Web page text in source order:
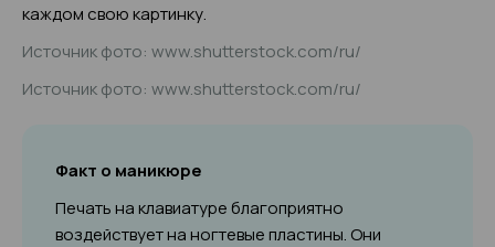
каждом свою картинку.
Источник фото: www.shutterstock.com/ru/
Источник фото: www.shutterstock.com/ru/
Факт о маникюре
Печать на клавиатуре благоприятно
воздействует на ногтевые пластины. Они